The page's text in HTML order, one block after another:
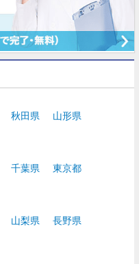
秋田県
山形県
千葉県
東京都
山梨県
長野県